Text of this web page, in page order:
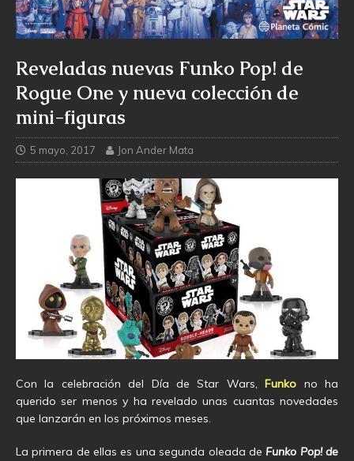
Reveladas nuevas Funko Pop! de
Rogue One y nueva colección de
mini-figuras
5 mayo, 2017 Jon Ander Mata
Con la celebración del Día de Star Wars, Funko no ha
querido ser menos y ha revelado unas cuantas novedades
que lanzarán en los próximos meses.
La primera de ellas es una segunda oleada de Funko Pop! de